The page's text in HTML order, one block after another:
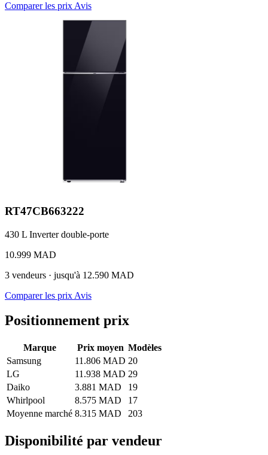
Comparer les prix Avis
RT47CB663222
430 L Inverter double-porte
10.999 MAD
3 vendeurs · jusqu'à 12.590 MAD
Comparer les prix Avis
Positionnement prix
Marque Prix moyen Modèles
Samsung
11.806 MAD 20
LG
11.938 MAD 29
Daiko
3.881 MAD
19
Whirlpool
8.575 MAD
17
Moyenne marché 8.315 MAD 203
Disponibilité par vendeur